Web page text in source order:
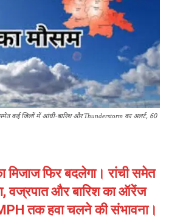
कई जिलों में आंधी-बारिश और Thunderstorm का अलर्ट, 60
मिजाज फिर बदलेगा। रांची समेत
वज्रपात और बारिश का ऑरेंज
तक हवा चलने की संभावना।